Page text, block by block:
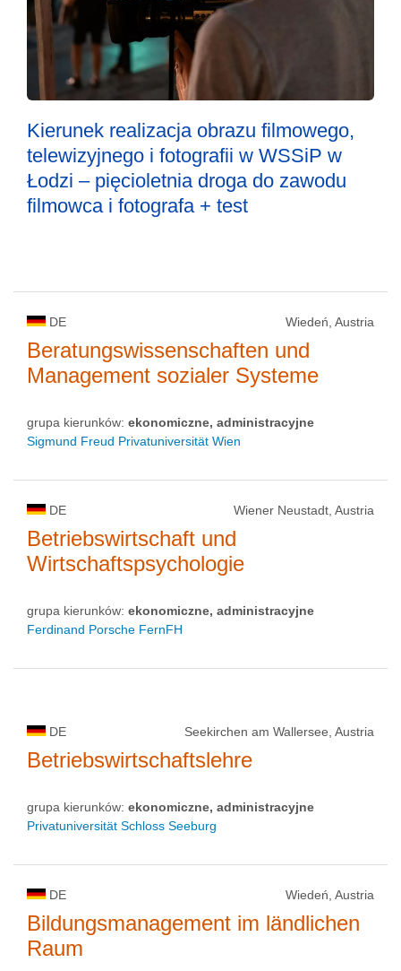
Kierunek realizacja obrazu filmowego,
telewizyjnego i fotografii w WSSiP w
Łodzi – pięcioletnia droga do zawodu
filmowca i fotografa + test
DE Wiedeń, Austria
Beratungswissenschaften und
Management sozialer Systeme
grupa kierunków: ekonomiczne, administracyjne
Sigmund Freud Privatuniversität Wien
DE Wiener Neustadt, Austria
Betriebswirtschaft und
Wirtschaftspsychologie
grupa kierunków: ekonomiczne, administracyjne
Ferdinand Porsche FernFH
DE Seekirchen am Wallersee, Austria
Betriebswirtschaftslehre
grupa kierunków: ekonomiczne, administracyjne
Privatuniversität Schloss Seeburg
DE Wiedeń, Austria
Bildungsmanagement im ländlichen
Raum